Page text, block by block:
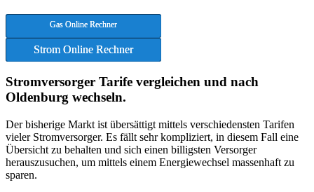
Gas Online Rechner
Strom Online Rechner
Stromversorger Tarife vergleichen und nach
Oldenburg wechseln.
Der bisherige Markt ist übersättigt mittels verschiedensten Tarifen
vieler Stromversorger. Es fällt sehr kompliziert, in diesem Fall eine
Übersicht zu behalten und sich einen billigsten Versorger
herauszusuchen, um mittels einem Energiewechsel massenhaft zu
sparen.